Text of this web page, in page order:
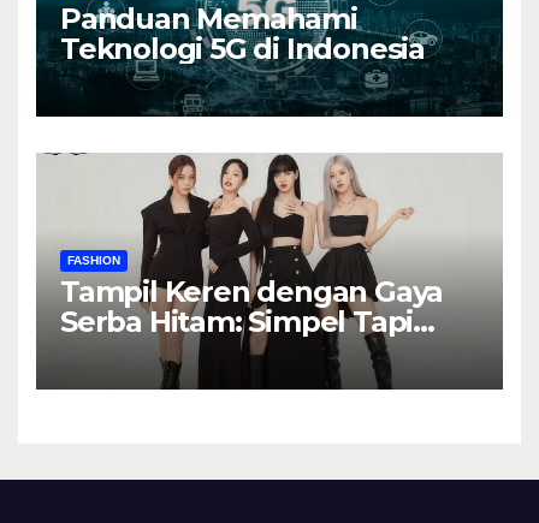
Panduan Memahami
Teknologi 5G di Indonesia
FASHION
Tampil Keren dengan Gaya
Serba Hitam: Simpel Tapi